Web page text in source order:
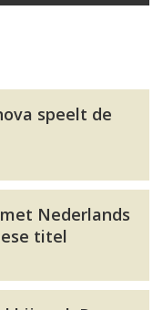
speelt de
Nederlands
titel